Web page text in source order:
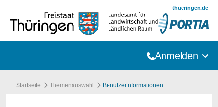
thueringen.de
Anmelden
Startseite Themenauswahl Benutzerinformationen